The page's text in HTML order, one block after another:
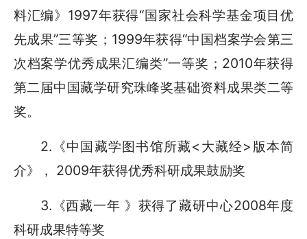
料汇编》1997年获得“国家社会科学基金项目优
先成果”三等奖；1999年获得“中国档案学会第三
次档案学优秀成果汇编类”一等奖；2010年获得
第二届中国藏学研究珠峰奖基础资料成果类二等
奖。
2.《中国藏学图书馆所藏<大藏经>版本简
介》， 2009年获得优秀科研成果鼓励奖
3.《西藏一年 》获得了藏研中心2008年度
科研成果特等奖